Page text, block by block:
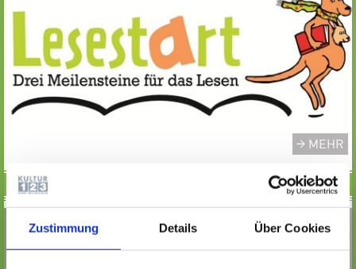
Zustimmung Details Über Cookies
MEHR
LESEWOCHEN